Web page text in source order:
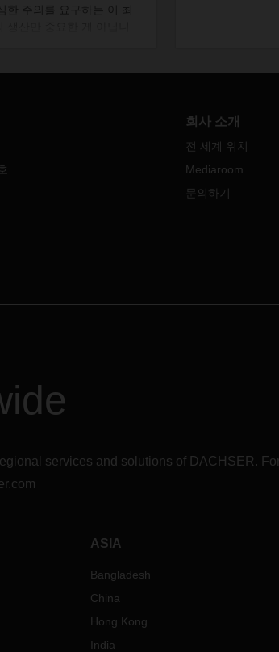
한 주의를 요구하는
최
세스가 필요합니다.
회사 소개
전 세계 위치
Mediaroom
문의하기
services and solutions of DACHSER.
ASIA
Bangladesh
China
Hong Kong
India